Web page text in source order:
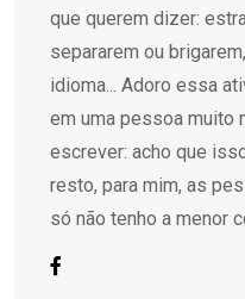
que querem dizer:
separarem ou
idioma... Adoro essa
em uma pessoa muito
escrever: acho que
resto, para mim, as
só não tenho a menor